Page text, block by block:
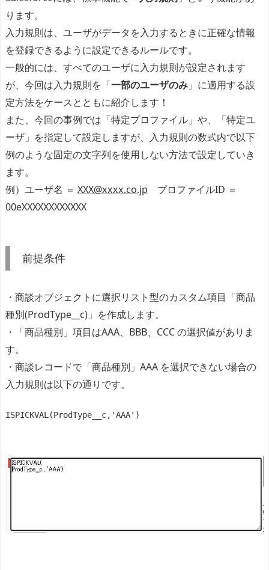
ります。
入力規則は、 ユーザがデータを入力するときに正確な情報
を登録できるように設定できるルールです。
一般的には、すべてのユーザに入力規則が設定されます
が、今回は入力規則を「一部のユーザのみ 」に適用する設
定方法をケースとともに紹介します！
また、今回の事例では「特定プロファイル」や、「特定ユ
ーザ」を指定して設定しますが、入力規則の数式内で以下
例のような固定の文字列を使用しない方法で設定していき
ます。
例）ユーザ名 ＝ XXX@xxxx.co.jp プロファイルID ＝
00eXXXXXXXXXXXX
前提条件
・商談オブジェクトに選択リスト型のカスタム項目「商品
種別(ProdType__c)」を作成します。
・「商品種別」項目はAAA、BBB、CCC の選択値がありま
す。
・商談レコードで「商品種別」AAA を選択できない場合の
入力規則は以下の通りです。
ISPICKVAL(ProdType__c,'AAA')